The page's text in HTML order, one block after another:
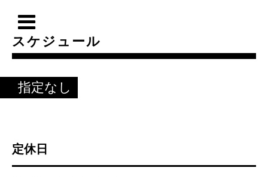
スケジュール
指定なし
定休日